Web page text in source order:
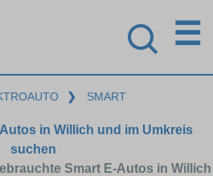
☰
❯ SMART
in Willich und im Umkreis
suchen
Smart E-Autos in Willich